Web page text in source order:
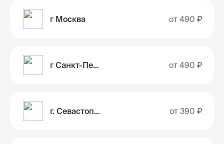
г Москва от 490 ₽
г Санкт-Петербург от 490 ₽
г. Севастополь от 390 ₽